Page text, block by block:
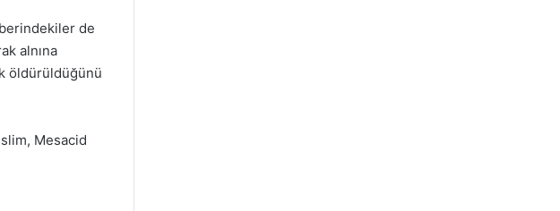
de
alnına
öldürüldüğünü
Mesacid